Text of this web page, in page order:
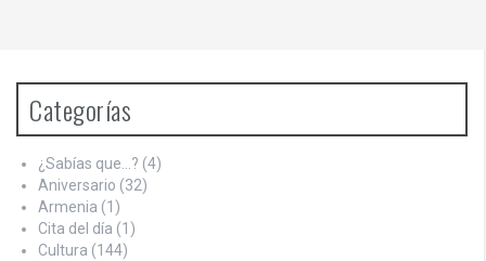
Categorías
¿Sabías que…? (4)
Aniversario (32)
Armenia (1)
Cita del día (1)
Cultura (144)